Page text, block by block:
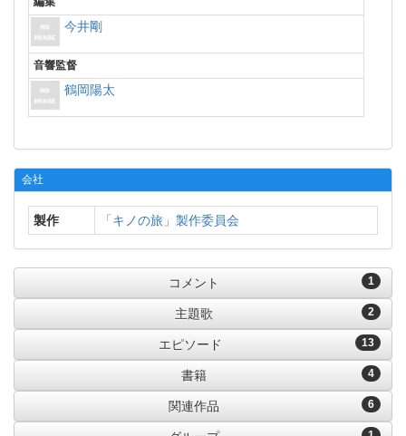
今井剛
音響監督
鶴岡陽太
会社
製作 「キノの旅」製作委員会
1
コメント
2
主題歌
13
エピソード
4
書籍
6
関連作品